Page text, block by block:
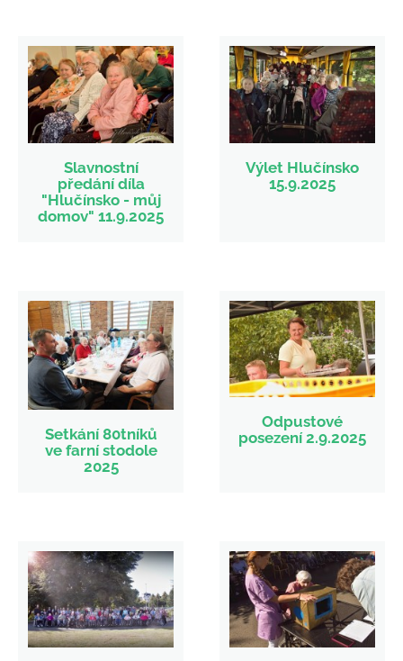
Slavnostní
předání díla
"Hlučínsko - můj
domov" 11.9.2025
Výlet Hlučínsko
15.9.2025
Setkání 80tníků
ve farní stodole
2025
Odpustové
posezení 2.9.2025